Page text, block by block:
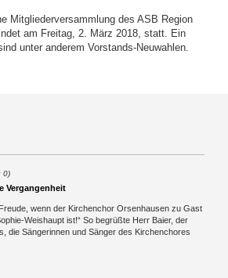
Mitgliederversammlung des ASB Region
am Freitag, 2. März 2018, statt. Ein
unter anderem Vorstands-Neuwahlen.
0)
Vergangenheit
wenn der Kirchenchor Orsenhausen zu Gast
Weishaupt ist!“ So begrüßte Herr Baier, der
die Sängerinnen und Sänger des Kirchenchores